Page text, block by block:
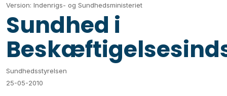
Version: Indenrigs- og Sundhedsministeriet
Sundhed i
Sundhedsstyrelsen
25-05-2010